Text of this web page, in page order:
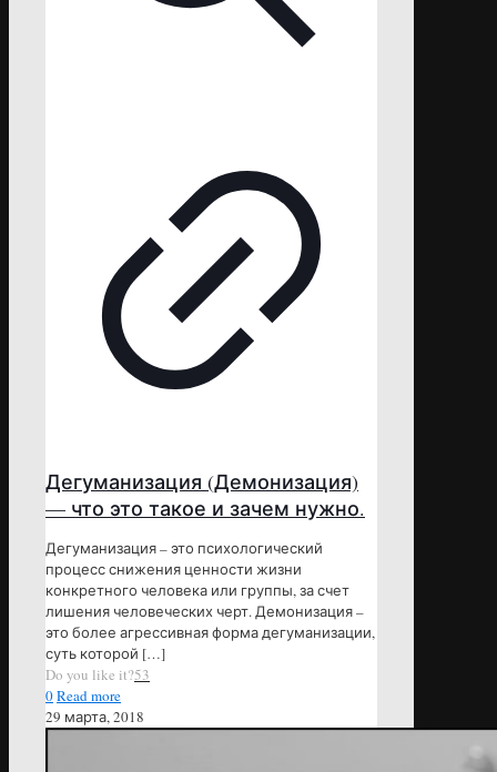
Дегуманизация (Демонизация)
— что это такое и зачем нужно.
Дегуманизация – это психологический
процесс снижения ценности жизни
конкретного человека или группы, за счет
лишения человеческих черт. Демонизация –
это более агрессивная форма дегуманизации,
суть которой […]
Do you like it?53
0Read more
29 марта, 2018